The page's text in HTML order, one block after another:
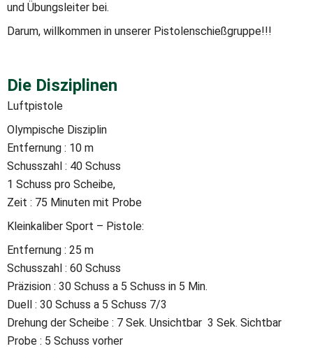
und Übungsleiter bei.
Darum, willkommen in unserer Pistolenschießgruppe!!!
Die Disziplinen
Luftpistole
Olympische Disziplin
Entfernung : 10 m
Schusszahl : 40 Schuss
1 Schuss pro Scheibe,
Zeit : 75 Minuten mit Probe
Kleinkaliber Sport – Pistole:
Entfernung : 25 m
Schusszahl : 60 Schuss
Präzision : 30 Schuss a 5 Schuss in 5 Min.
Duell : 30 Schuss a 5 Schuss 7/3
Drehung der Scheibe : 7 Sek. Unsichtbar  3 Sek. Sichtbar
Probe : 5 Schuss vorher